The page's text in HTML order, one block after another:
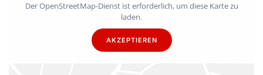
Der OpenStreetMap-Dienst ist erforderlich, um diese Karte zu
laden.
AKZEPTIEREN